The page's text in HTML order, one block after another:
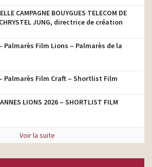
CAMPAGNE BOUYGUES TELECOM DE
JUNG, directrice de création
– Palmarès Film Lions – Palmarès de la
– Palmarès Film Craft – Shortlist Film
LIONS 2026 – SHORTLIST FILM
Voir la suite